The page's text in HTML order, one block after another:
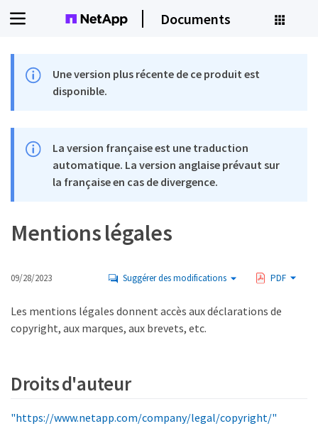
Documents
Une version plus récente de ce produit est
disponible.
La version française est une traduction
automatique. La version anglaise prévaut sur
la française en cas de divergence.
Mentions légales
09/28/2023 Suggérer des modifications PDF
Les mentions légales donnent accès aux déclarations de
copyright, aux marques, aux brevets, etc.
Droits d'auteur
"https://www.netapp.com/company/legal/copyright/"